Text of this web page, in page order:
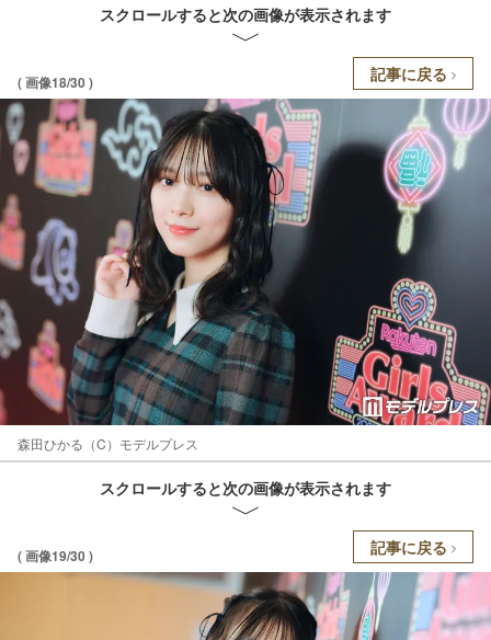
スクロールすると次の画像が表示されます
( 画像18/30 ) 記事に戻る
森田ひかる（C）モデルプレス
スクロールすると次の画像が表示されます
( 画像19/30 ) 記事に戻る